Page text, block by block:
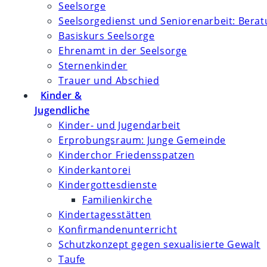
Seelsorge
Seelsorgedienst und Seniorenarbeit:
Basiskurs Seelsorge
Ehrenamt in der Seelsorge
Sternenkinder
Trauer und Abschied
Kinder &
Jugendliche
Kinder- und Jugendarbeit
Erprobungsraum: Junge Gemeinde
Kinderchor Friedensspatzen
Kinderkantorei
Kindergottesdienste
Familienkirche
Kindertagesstätten
Konfirmanden­unterricht
Schutzkonzept gegen sexualisierte Gewalt
Taufe